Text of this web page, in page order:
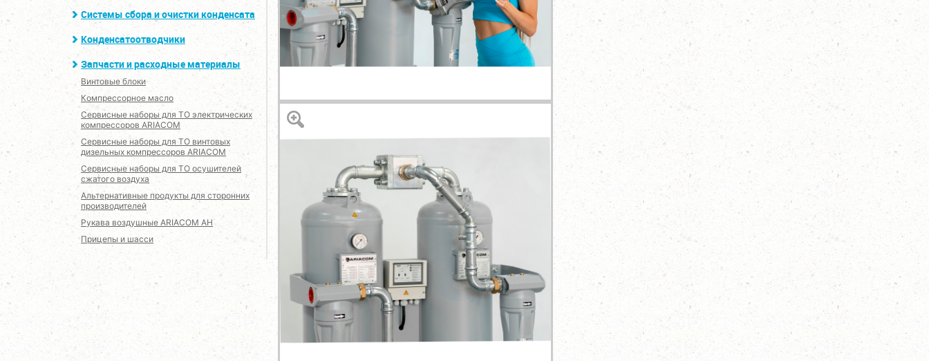
Системы сбора и очистки конденсата
Конденсатоотводчики
Запчасти и расходные материалы
Винтовые блоки
Компрессорное масло
Сервисные наборы для ТО электрических
компрессоров ARIACOM
Сервисные наборы для ТО винтовых
дизельных компрессоров ARIACOM
Сервисные наборы для ТО осушителей
сжатого воздуха
Альтернативные продукты для сторонних
производителей
Рукава воздушные ARIACOM AH
Прицепы и шасси